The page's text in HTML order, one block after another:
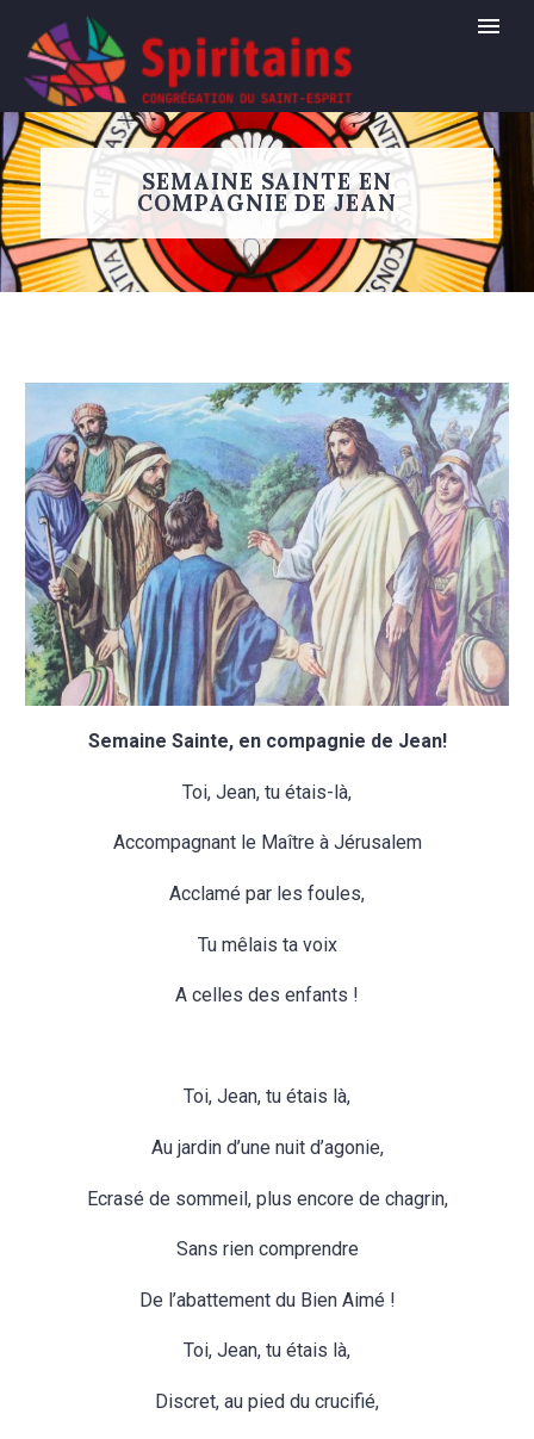
SEMAINE SAINTE EN
COMPAGNIE DE JEAN
Semaine Sainte, en compagnie de Jean!
Toi, Jean, tu étais-là,
Accompagnant le Maître à Jérusalem
Acclamé par les foules,
Tu mêlais ta voix
A celles des enfants !
Toi, Jean, tu étais là,
Au jardin d’une nuit d’agonie,
Ecrasé de sommeil, plus encore de chagrin,
Sans rien comprendre
De l’abattement du Bien Aimé !
Toi, Jean, tu étais là,
Discret, au pied du crucifié,